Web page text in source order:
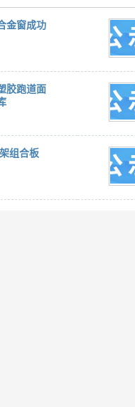
金窗成功
胶跑道面
组合板